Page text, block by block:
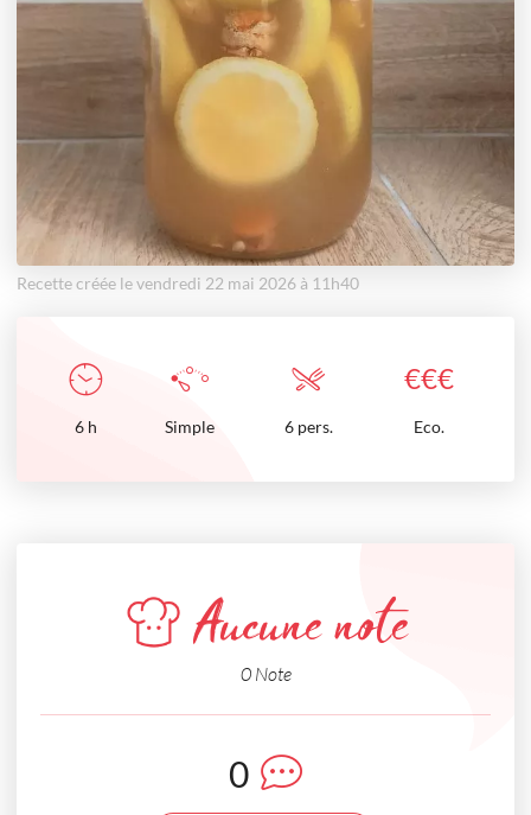
Recette créée le vendredi 22 mai 2026 à 11h40
€€€
6 h Simple 6 pers. Eco.
Aucune note
0 Note
0